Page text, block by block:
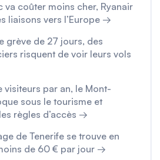
va coûter moins cher, Ryanair
liaisons vers l’Europe →
grève de 27 jours, des
risquent de voir leurs vols
visiteurs par an, le Mont-
sous le tourisme et
règles d’accès →
de Tenerife se trouve en
de 60 € par jour →